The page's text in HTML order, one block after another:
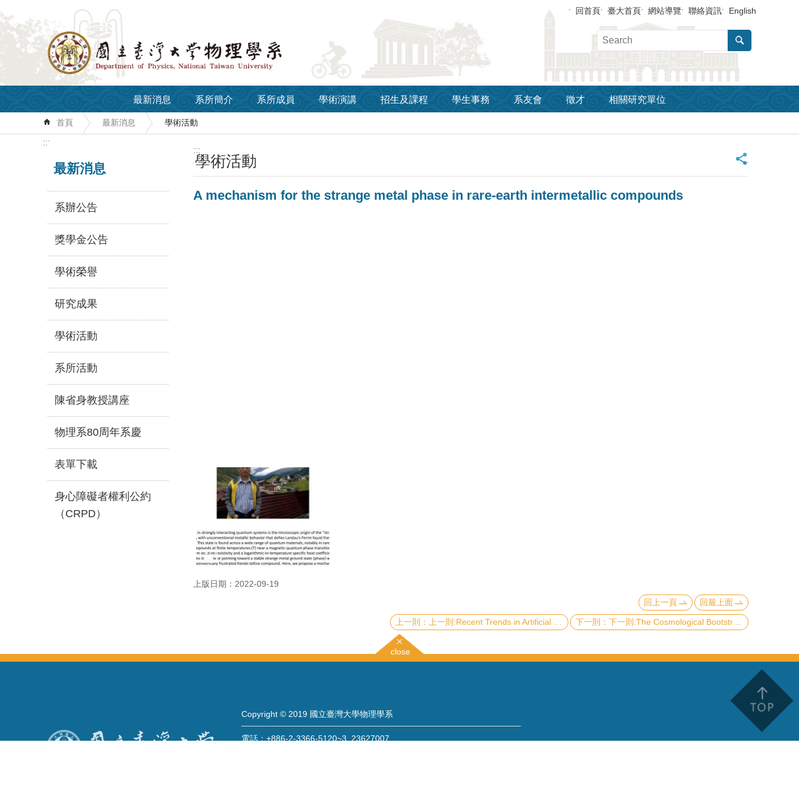
跳到主要內容區塊 回首頁 臺大首頁 網站導覽 聯絡資訊 English
最新消息 系所簡介 系所成員 學術演講 招生及課程 學生事務 系友會 徵才 相關研究單位
首頁 最新消息 學術活動
:::
最新消息
系辦公告
獎學金公告
學術榮譽
研究成果
學術活動
系所活動
陳省身教授講座
物理系80周年系慶
表單下載
身心障礙者權利公約
（CRPD）
:::
學術活動 _
A mechanism for the strange metal phase in rare-earth intermetallic compounds
上版日期：2022-09-19
回上一頁
回最上面
上一則:Recent Trends in Artificial Leaves: Atomistic-design and Surface-probing Using Selective Two-dimensional Nanomaterials as Examples 下一則:The Cosmological Bootstrap
close
Copyright © 2019 國立臺灣大學物理學系
電話：+886-2-3366-5120~3 23627007